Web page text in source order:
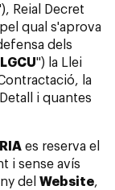
Reial Decret
qual s'aprova
dels
LGCU") la Llei
la
i quantes
es reserva el
i sense avís
del Website,